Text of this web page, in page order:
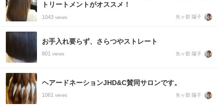
トリートメントがオススメ！
1043 views 矢ヶ部 陽子
お手入れ要らず、さらつやストレート
801 views 矢ヶ部 陽子
ヘアードネーションJHD&C賛同サロンです。
1061 views 矢ヶ部 陽子